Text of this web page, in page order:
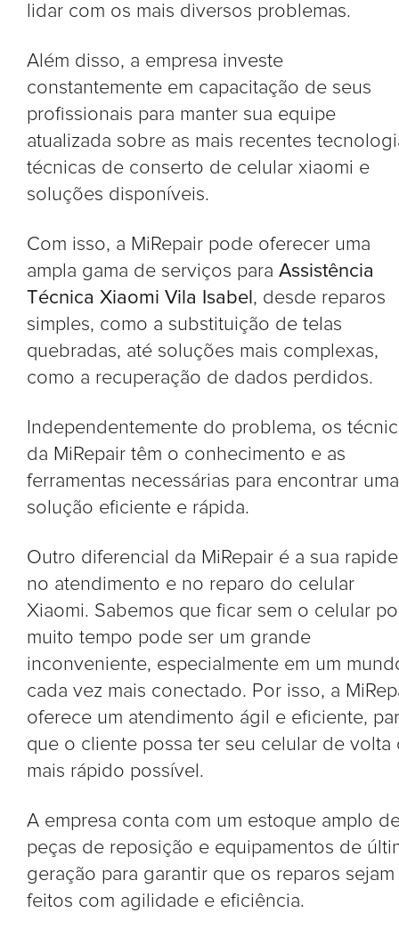
lidar com os mais diversos problemas.
Além disso, a empresa investe
constantemente em capacitação de seus
profissionais para manter sua equipe
atualizada sobre as mais recentes
técnicas de conserto de celular xiaomi e
soluções disponíveis.
Com isso, a MiRepair pode oferecer uma
ampla gama de serviços para Assistência
Técnica Xiaomi Vila Isabel , desde reparos
simples, como a substituição de telas
quebradas, até soluções mais complexas,
como a recuperação de dados perdidos.
Independentemente do problema, os
da MiRepair têm o conhecimento e as
ferramentas necessárias para encontrar uma
solução eficiente e rápida.
Outro diferencial da MiRepair é a sua
no atendimento e no reparo do celular
Xiaomi. Sabemos que ficar sem o celular
muito tempo pode ser um grande
inconveniente, especialmente em um
cada vez mais conectado. Por isso, a
oferece um atendimento ágil e eficiente,
que o cliente possa ter seu celular de volta
mais rápido possível.
A empresa conta com um estoque amplo
peças de reposição e equipamentos de
geração para garantir que os reparos sejam
feitos com agilidade e eficiência.